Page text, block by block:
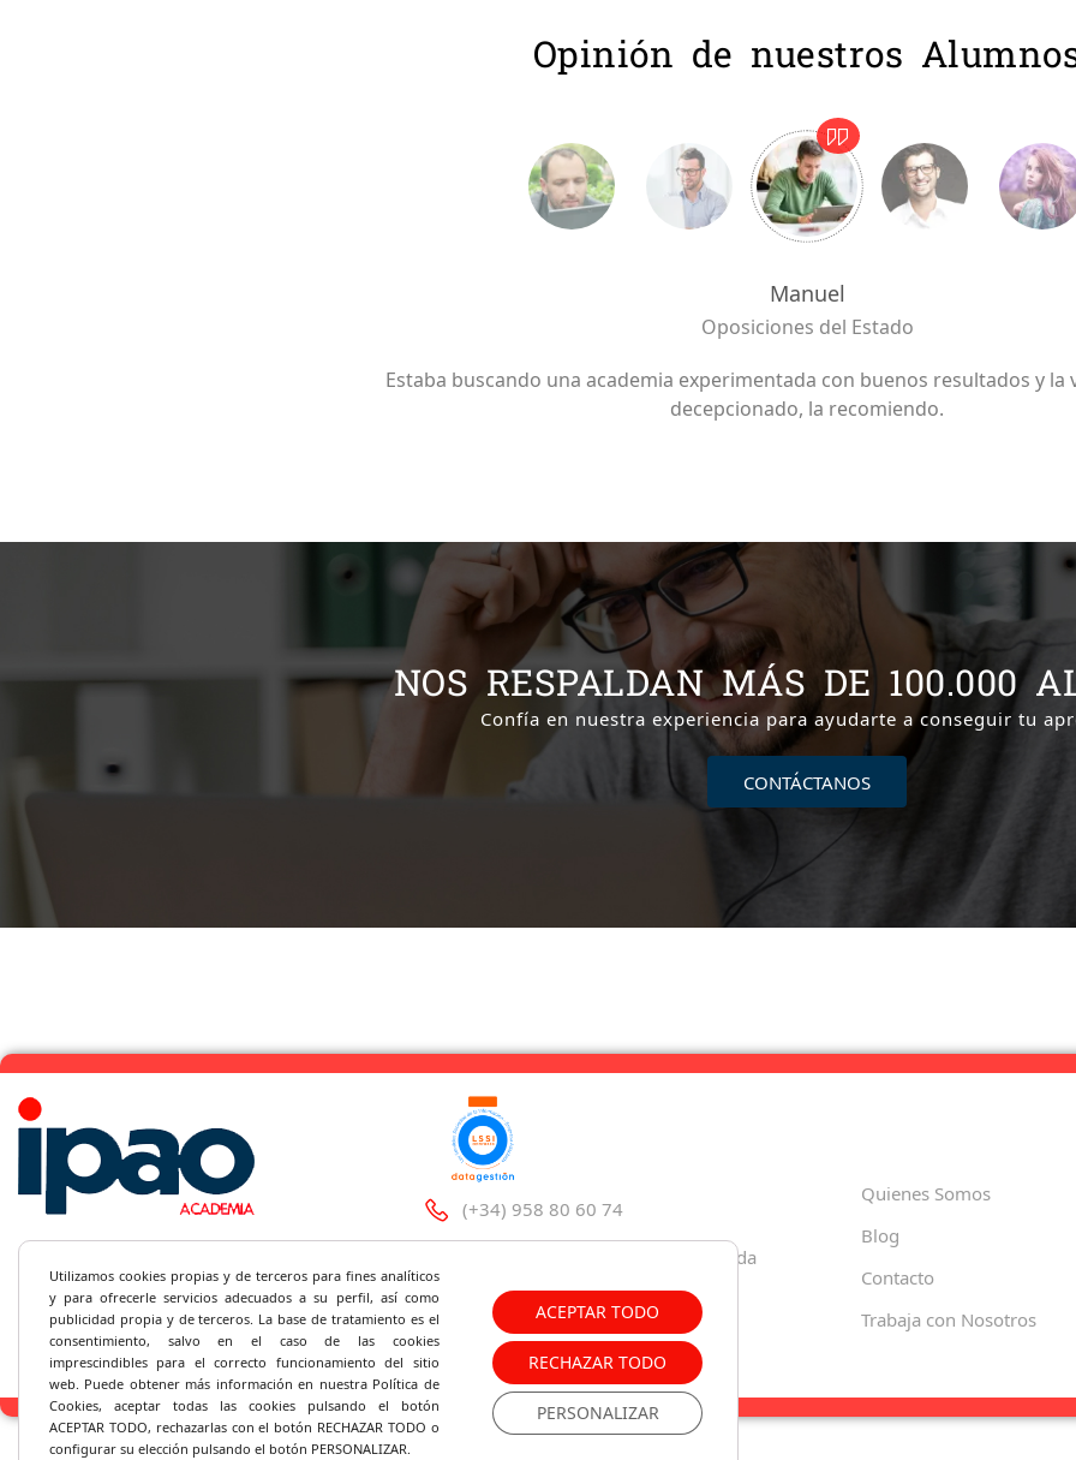
Opinión de nuestros
Manuel
Oposiciones del Estado
Estaba buscando una academia experimentada con buenos resultados y la
decepcionado, la recomiendo.
NOS RESPALDAN MÁS DE 100.000
Confía en nuestra experiencia para ayudarte a conseguir tu
CONTÁCTANOS
(+34) 958 80 60 74
C/Santa Paula, 35 18001 – Granada
ipao@ipao.es
Quienes Somos
Blog
Contacto
Trabaja con Nosotros
Utilizamos cookies propias y de terceros para fines analíticos
y para ofrecerle servicios adecuados a su perfil, así como
publicidad propia y de terceros. La base de tratamiento es el
consentimiento, salvo en el caso de las cookies
imprescindibles para el correcto funcionamiento del sitio
web. Puede obtener más información en nuestra Política de
Cookies, aceptar todas las cookies pulsando el botón
ACEPTAR TODO, rechazarlas con el botón RECHAZAR TODO o
configurar su elección pulsando el botón PERSONALIZAR.
ACEPTAR TODO
RECHAZAR TODO
PERSONALIZAR